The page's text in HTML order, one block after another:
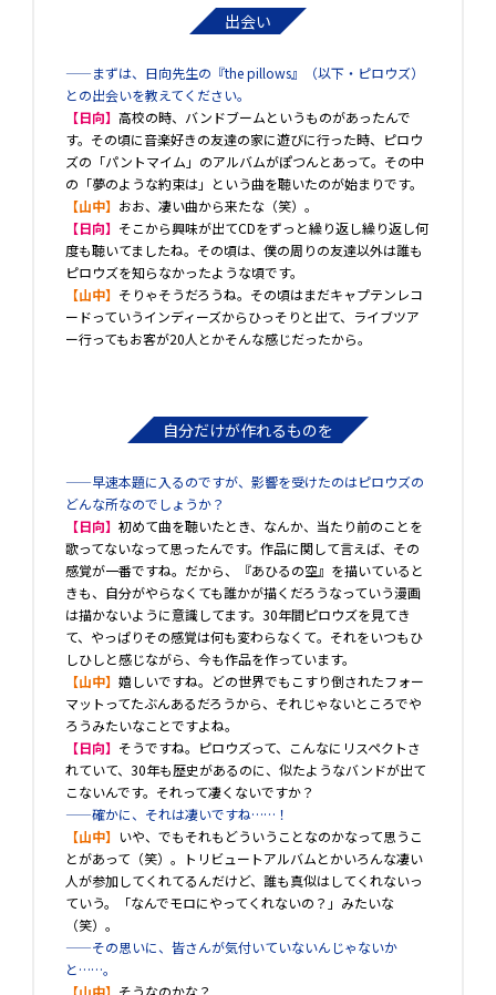
出会い
――まずは、日向先生の『the pillows』（以下・ピロウズ）
との出会いを教えてください。
【日向】高校の時、バンドブームというものがあったんで
す。その頃に音楽好きの友達の家に遊びに行った時、ピロウ
ズの「パントマイム」のアルバムがぽつんとあって。その中
の「夢のような約束は」という曲を聴いたのが始まりです。
【山中】 おお、凄い曲から来たな（笑）。
【日向】 そこから興味が出てCDをずっと繰り返し繰り返し何
度も聴いてましたね。その頃は、僕の周りの友達以外は誰も
ピロウズを知らなかったような頃です。
【山中】 そりゃそうだろうね。その頃はまだキャプテンレコ
ードっていうインディーズからひっそりと出て、ライブツア
ー行ってもお客が20人とかそんな感じだったから。
自分だけが作れるものを
――早速本題に入るのですが、影響を受けたのはピロウズの
どんな所なのでしょうか？
【日向】初めて曲を聴いたとき、なんか、当たり前のことを
歌ってないなって思ったんです。作品に関して言えば、その
感覚が一番ですね。だから、『あひるの空』を描いていると
きも、自分がやらなくても誰かが描くだろうなっていう漫画
は描かないように意識してます。30年間ピロウズを見てき
て、やっぱりその感覚は何も変わらなくて。それをいつもひ
しひしと感じながら、今も作品を作っています。
【山中】嬉しいですね。どの世界でもこすり倒されたフォー
マットってたぶんあるだろうから、それじゃないところでや
ろうみたいなことですよね。
【日向】 そうですね。ピロウズって、こんなにリスペクトさ
れていて、30年も歴史があるのに、似たようなバンドが出て
こないんです。それって凄くないですか？
――確かに、それは凄いですね……！
【山中】 いや、でもそれもどういうことなのかなって思うこ
とがあって（笑）。トリビュートアルバムとかいろんな凄い
人が参加してくれてるんだけど、誰も真似はしてくれないっ
ていう。「なんでモロにやってくれないの？」みたいな
（笑）。
――その思いに、皆さんが気付いていないんじゃないか
と……。
【山中】 そうなのかな？